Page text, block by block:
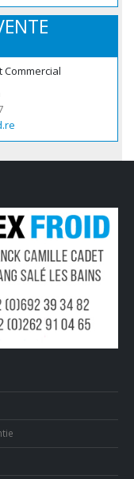
Commercial